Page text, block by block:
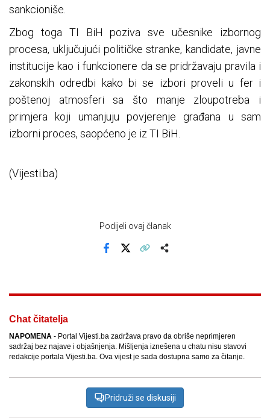
sankcioniše.
Zbog toga TI BiH poziva sve učesnike izbornog
procesa, uključujući političke stranke, kandidate, javne
institucije kao i funkcionere da se pridržavaju pravila i
zakonskih odredbi kako bi se izbori proveli u fer i
poštenoj atmosferi sa što manje zloupotreba i
primjera koji umanjuju povjerenje građana u sam
izborni proces, saopćeno je iz TI BiH.
(Vijesti.ba)
Podijeli ovaj članak
Chat čitatelja
NAPOMENA - Portal Vijesti.ba zadržava pravo da obriše neprimjeren
sadržaj bez najave i objašnjenja. Mišljenja iznešena u chatu nisu stavovi
redakcije portala Vijesti.ba. Ova vijest je sada dostupna samo za čitanje.
Pridruži se diskusiji